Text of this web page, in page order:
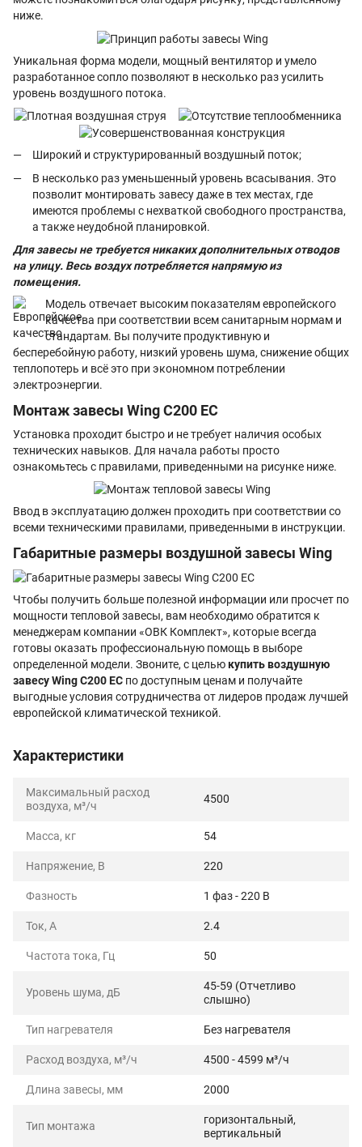
ниже.
Уникальная форма модели, мощный вентилятор и умело
разработанное сопло позволяют в несколько раз усилить
уровень воздушного потока.
Широкий и структурированный воздушный поток;
В несколько раз уменьшенный уровень всасывания. Это
позволит монтировать завесу даже в тех местах, где
имеются проблемы с нехваткой свободного пространства,
а также неудобной планировкой.
Для завесы не требуется никаких дополнительных отводов
на улицу. Весь воздух потребляется напрямую из
помещения.
Модель отвечает высоким показателям европейского
качества при соответствии всем санитарным нормам и
стандартам. Вы получите продуктивную и
бесперебойную работу, низкий уровень шума, снижение общих
теплопотерь и всё это при экономном потреблении
электроэнергии.
Монтаж завесы Wing С200 EC
Установка проходит быстро и не требует наличия особых
технических навыков. Для начала работы просто
ознакомьтесь с правилами, приведенными на рисунке ниже.
Ввод в эксплуатацию должен проходить при соответствии со
всеми техническими правилами, приведенными в инструкции.
Габаритные размеры воздушной завесы Wing
Чтобы получить больше полезной информации или просчет по
мощности тепловой завесы, вам необходимо обратится к
менеджерам компании «ОВК Комплект», которые всегда
готовы оказать профессиональную помощь в выборе
определенной модели. Звоните, с цельюкупить воздушную
завесу Wing С200 EC по доступным ценам и получайте
выгодные условия сотрудничества от лидеров продаж лучшей
европейской климатической техникой.
Характеристики
Максимальный расход
воздуха, м³/ч
4500
Масса, кг 54
Напряжение, В 220
Фазность 1 фаз - 220 В
Ток, А 2.4
Частота тока, Гц 50
Уровень шума, дБ
45-59 (Отчетливо
слышно)
Тип нагревателя Без нагревателя
Расход воздуха, м³/ч 4500 - 4599 м³/ч
Длина завесы, мм 2000
Тип монтажа
горизонтальный,
вертикальный